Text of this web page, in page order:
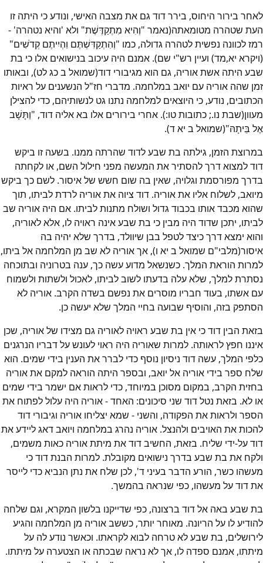
לאחר בירור היחוס, בירר דוד גם את מצבה האישי, ונודע כי היתה זו
העת שטהרה מטומאתה(נאמר "וְהִיא מִתְקַדֶּשֶׁת" ולא 'והיא נטהרה' -
רמז לכוונה נפשית לטהרה גדולה, כמו "וְהִתְקַדִּשְׁתֶּם וִהְיִיתֶם קְדֹשִׁים"
(ויקרא יא,מד) ועיין רש"י שם). אמנם היה עיכוב בנישואים אלו כי בת
שבע היתה אשת אוריה, גם הוא מגיבורי דוד(שמואל ב כג לט), ובאותו
זמן שהה אוריה עם יואב במלחמה. מדברי חז"ל הנשענים על ראיות
הכתובים, נודע, כי היוצאים למלחמה נתנו גט לנשותיהם, כדי להצילן
מעוון(שבת נו.; כתובות טו:). אחרי בירורים אלו בא אליה דוד, "וַתָּשָׁב
אֶל בֵּיתָהּ"(שמואל ב יא ד).
במרוצת הזמן, גילתה בת שבע לדוד שהרתה ממנו. בשעה זו ביקש
דוד למצוא דרך להסתיר את המעשה מפני חילול השם, או לקחתה
בדרך מפורסמת וגלויה, שאין בה שום חשש של איסור. לשם כך ביקש
מיואב, לשלוח אליו את אוריה. דוד ציוה את אוריה לרדת לביתו, תוך
שהוא מכבד אותו בכבוד גדול ושולח מתנות לביתו. אם היה אוריה שב
לביתו, יתכן שדוד היה מבין כי בת שבע אינה ראויה לו, אלא לאוריה,
והוא ימצא דרך כיצד לטפל בבן שיוולד, בדרך שלא יהיה בה
איסור(מלבי"ם שמואל ב יא ו), אך אוריה לא שב מן המלחמה אל ביתו,
למרות הוראת המלך. כשנשאל מדוע עשה כך, ענה בטרוניה ובתוכחה
נסתרת למלך, שלא עלה בדעתו לשוב לביתו, לאכול ולשתות ולשמוח
עם אשתו, בעוד חבריו מוסרים את נפשם בשדה הקרב. אוריה לא
הסתפק בזה, והוסיף שבועה בחיי המלך שלא יעשה כן.
בזאת הבין דוד כי אין בת שבע ראויה לאוריה גם מצידו של אוריה, שכן
איננו חפץ לראותה. למרות שאוריה היה ראוי לעונש על דבריו הנרגנים
כלפי המלך, עשה דוד ניסיון נוסף כדי לברר את הענין בידי שמים. הוא
שלח ספר בידי אוריה אל יואב, ובספר היתה הוראה למקם את אוריה
בחזית הקרב, במקום מסוכן במיוחד, כדי לראות אם ישמר בידי שמים
או לא. בזאת נטל דוד שני סיכונים: האחד - אוריה היה עלול לפתוח את
הספר ולראות את הפקודה, והשני - שמא יצליחו אוריה וגיבורי דוד
להכות את האויבים ולהנצל. אוריה נהרג במלחמה ויואב דאג ליידע את
דוד על-ידי שליח. בזאת, החשיב דוד את מיתת אוריה כאות משמים,
ולקח את בת שבע בדרך נישואים מקובלת. למרות הבנת דוד כי
מעשהו כשר, הורע הדבר בעיני ד', לכן שלח את נתן הנביא כדי לייסר
את דוד על מעשהו, כפי שנראה בהמשך.
בת שבע באה אל דוד ברצונה, כפי שדייקנו בלשון המקרא, וגם שלחה
להודיע לו על הריונה. מאוחר יותר, כששב אוריה מן המלחמה והגיע
לירושלים, בת שבע לא טרחה לבוא לקראתו. וכאשר נודע לה על
מיתתו, אמנם ספדה לו, אך לא נראה שבכתה או הצטערה על מיתתו.